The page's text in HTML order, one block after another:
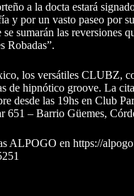
a la docta estará
y por un vasto paseo por
sumarán las reversiones
Robadas”.
los versátiles CLUBZ,
de hipnótico groove. La
desde las 19hs en Club
651 – Barrio Güemes,
ALPOGO en https://